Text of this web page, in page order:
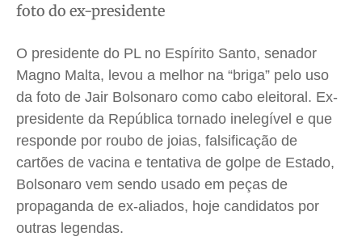
Cidades
Cultura
Colunas
Caetano Roque
Gustavo Bastos
Jr Mignone (in memorian)
Wanda Sily
Cidades
Cultura
Colunas
Caetano Roque
Gustavo Bastos
Jr Mignone (in memorian)
Wanda Sily
Cidades
Cultura
Colunas
Caetano Roque
Gustavo Bastos
Jr Mignone (in memorian)
Wanda Sily
Cidades
Cultura
Colunas
Caetano Roque
Gustavo Bastos
Jr Mignone (in memorian)
Wanda Sily
foto do ex-presidente
O presidente do PL no Espírito Santo, senador
Magno Malta, levou a melhor na “briga” pelo uso
da foto de Jair Bolsonaro como cabo eleitoral. Ex-
presidente da República tornado inelegível e que
responde por roubo de joias, falsificação de
cartões de vacina e tentativa de golpe de Estado,
Bolsonaro vem sendo usado em peças de
propaganda de ex-aliados, hoje candidatos por
outras legendas.